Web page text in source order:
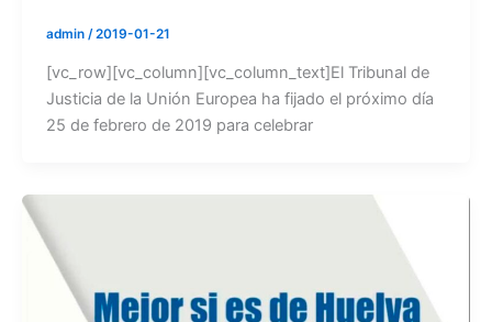
admin /2019-01-21
[vc_row][vc_column][vc_column_text]El Tribunal de
Justicia de la Unión Europea ha fijado el próximo día
25 de febrero de 2019 para celebrar